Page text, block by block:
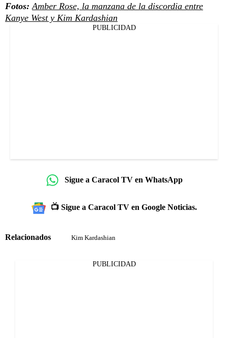
Fotos: Amber Rose, la manzana de la discordia entre
Kanye West y Kim Kardashian
PUBLICIDAD
Sigue a Caracol TV en WhatsApp
📺 Sigue a Caracol TV en Google Noticias.
Relacionados Kim Kardashian
PUBLICIDAD